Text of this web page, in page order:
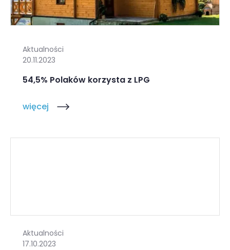
Aktualności
20.11.2023
54,5% Polaków korzysta z LPG
więcej
Aktualności
17.10.2023